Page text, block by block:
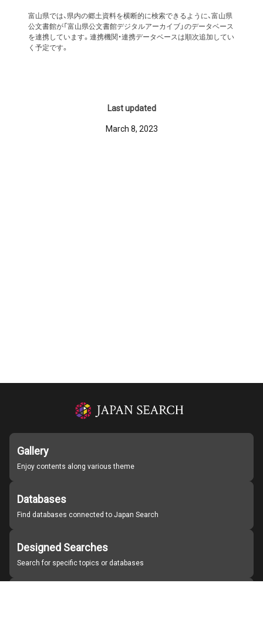
富山県では、県内の郷土資料を横断的に検索できるように、富山県
公文書館が「富山県公文書館デジタルアーカイブ」のデータベース
を連携しています。連携機関・連携データベースは順次追加してい
く予定です。
Last updated
March 8, 2023
Gallery
Enjoy contents along various theme
Databases
Find databases connected to Japan Search
Designed Searches
Search for specific topics or databases